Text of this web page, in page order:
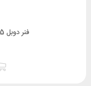
فنر دوبل 9.5 طلایی 34 لوپ (A4)